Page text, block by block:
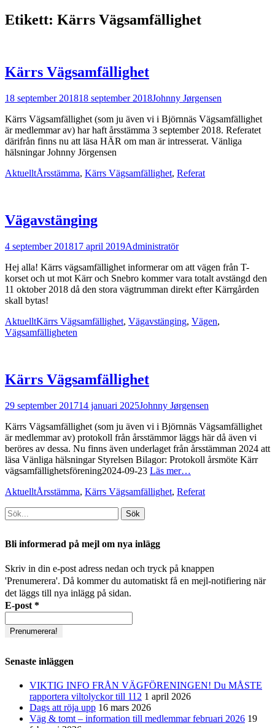
Etikett: Kärrs Vägsamfällighet
Kärrs Vägsamfällighet
Postades
18 september 201818 september 2018Författare
Johnny Jørgensen
Kärrs Vägsamfällighet (som ju även vi i Björnnäs Vägsamfällighet
är medlemmar av) har haft årsstämma 3 september 2018. Referatet
därifrån finns nu att läsa HÄR om man är intresserat. Vänliga
hälsningar Johnny Jörgensen
Kategorier
AktuelltTaggar
Årsstämma, Kärrs Vägsamfällighet, Referat
Vägavstänging
Postades
4 september 201817 april 2019Författare
Administratör
Hej alla! Kärrs vägsamfällighet informerar om att vägen från T-
korset och ut mot Kärr och Snebro kommer vara totalt avstängd den
11 oktober 2018 då den stora vägtrumman direkt efter Kärrgården
skall bytas!
Kategorier
AktuelltTaggar
Kärrs Vägsamfällighet, Vägavstänging, Vägen,
Vägsamfälligheten
Kärrs Vägsamfällighet
Postades
29 september 201714 januari 2025Författare
Johnny Jørgensen
Kärrs Vägsamfällighet (som ju även vi i Björnnäs Vägsamfällighet
är medlemmar av) protokoll från årsstämmor läggs här då även vi
beröres av dessa. Nu finns även underlaget från årsstämman 2024 att
läsa Vänliga hälsningar Styrelsen Bilagor: Protokoll årsmöte Kärr
vägsamfällighetsförening2024-09-23 Läs mer…
Kategorier
AktuelltTaggar
Årsstämma, Kärrs Vägsamfällighet, Referat
Sök
efter:
Bli informerad på mejl om nya inlägg
Skriv in din e-post adress nedan och tryck på knappen
'Prenumerera'. Då kommer du automatiskt få en mejl-notifiering när
det läggs till nya inlägg på sidan.
E-post *
Senaste inläggen
VIKTIG INFO FRÅN VÄGFÖRENINGEN! Du MÅSTE
rapportera viltolyckor till 112 1 april 2026
Dags att röja upp 16 mars 2026
Väg & tomt – information till medlemmar februari 2026 19